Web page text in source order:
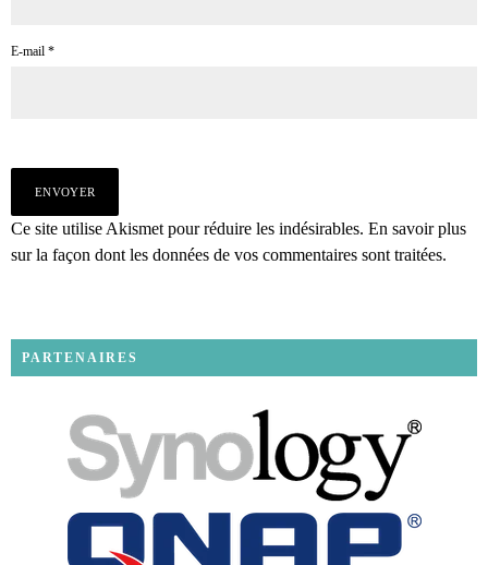
E-mail *
Ce site utilise Akismet pour réduire les indésirables. En savoir plus
sur la façon dont les données de vos commentaires sont traitées.
PARTENAIRES